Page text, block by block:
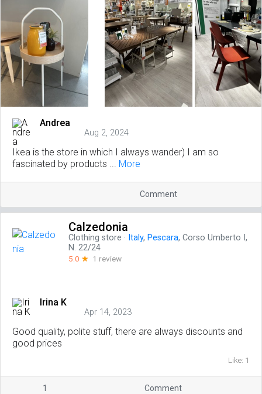
Andrea
Aug 2, 2024
Ikea is the store in which I always wander) I am so
fascinated by products ... More
Comment
Calzedonia
Clothing store · Italy, Pescara, Corso Umberto I,
N. 22/24
5.0 ☆ 1 review
Irina K
Apr 14, 2023
Good quality, polite stuff, there are always discounts and
good prices
Like: 1
1 Comment